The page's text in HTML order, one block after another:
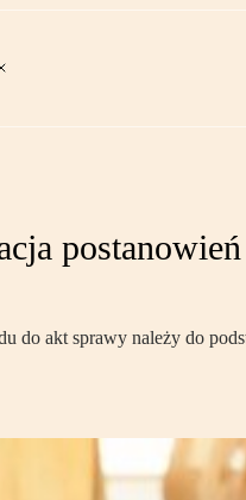
do akt sprawy należy do